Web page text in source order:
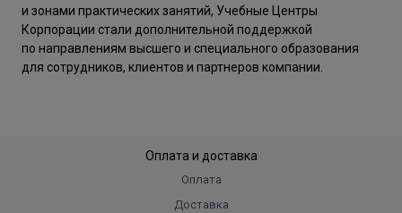
и зонами практических занятий, Учебные Центры
Корпорации стали дополнительной поддержкой
по направлениям высшего и специального образования
для сотрудников, клиентов и партнеров компании.
Оплата и доставка
Оплата
Доставка